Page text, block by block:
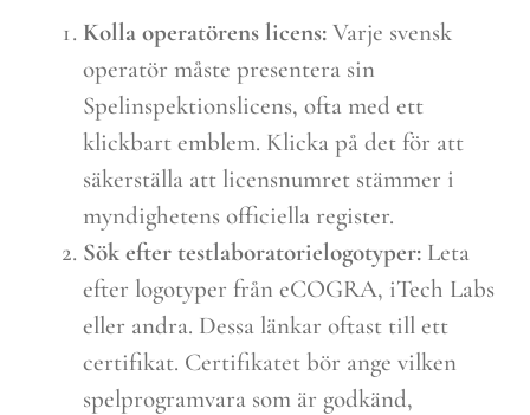
Kolla operatörens licens: Varje svensk
operatör måste presentera sin
Spelinspektionslicens, ofta med ett
klickbart emblem. Klicka på det för att
säkerställa att licensnumret stämmer i
myndighetens officiella register.
Sök efter testlaboratorielogotyper: Leta
efter logotyper från eCOGRA, iTech Labs
eller andra. Dessa länkar oftast till ett
certifikat. Certifikatet bör ange vilken
spelprogramvara som är godkänd,